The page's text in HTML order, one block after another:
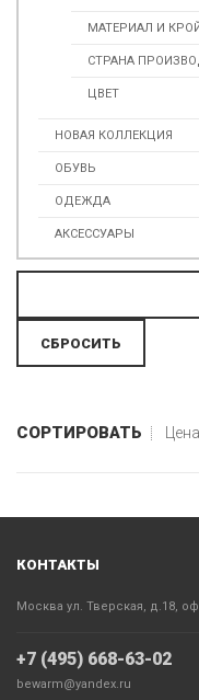
МАТЕРИАЛ И
СТРАНА
ЦВЕТ
НОВАЯ КОЛЛЕКЦИЯ
ОБУВЬ
ОДЕЖДА
АКСЕССУАРЫ
СОРТИРОВАТЬ Цена
КОНТАКТЫ
Москва ул. Тверская, д.18,
+7 (495) 668-63-02
bewarm@yandex.ru